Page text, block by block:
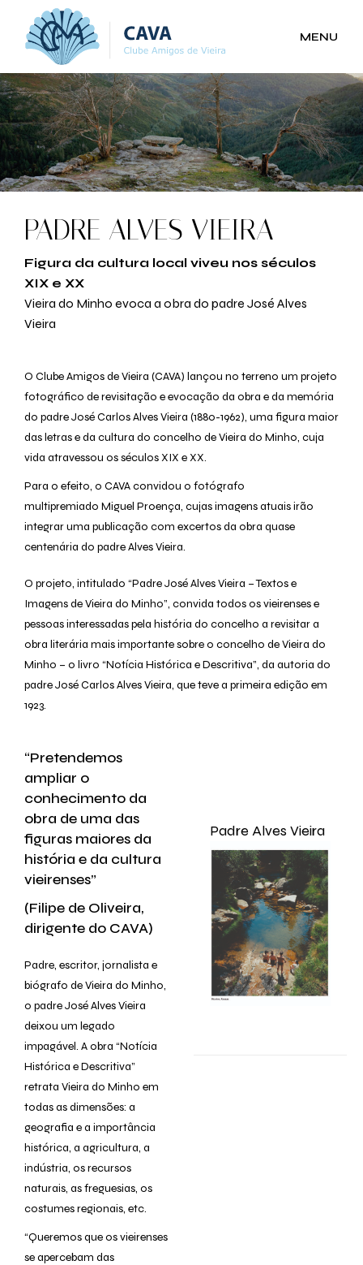
MENU
PADRE ALVES VIEIRA
Figura da cultura local viveu nos séculos
XIX e XX
Vieira do Minho evoca a obra do padre José Alves
Vieira
O Clube Amigos de Vieira (CAVA) lançou no terreno um projeto
fotográfico de revisitação e evocação da obra e da memória
do padre José Carlos Alves Vieira (1880-1962), uma figura maior
das letras e da cultura do concelho de Vieira do Minho, cuja
vida atravessou os séculos XIX e XX.
Para o efeito, o CAVA convidou o fotógrafo
multipremiado Miguel Proença, cujas imagens atuais irão
integrar uma publicação com excertos da obra quase
centenária do padre Alves Vieira.
O projeto, intitulado “Padre José Alves Vieira – Textos e
Imagens de Vieira do Minho”, convida todos os vieirenses e
pessoas interessadas pela história do concelho a revisitar a
obra literária mais importante sobre o concelho de Vieira do
Minho – o livro “Notícia Histórica e Descritiva”, da autoria do
padre José Carlos Alves Vieira, que teve a primeira edição em
1923.
“Pretendemos
ampliar o
conhecimento da
obra de uma das
figuras maiores da
história e da cultura
vieirenses”
(Filipe de Oliveira,
dirigente do CAVA)
Padre, escritor, jornalista e
biógrafo de Vieira do Minho,
o padre José Alves Vieira
deixou um legado
impagável. A obra “Notícia
Histórica e Descritiva”
retrata Vieira do Minho em
todas as dimensões: a
geografia e a importância
histórica, a agricultura, a
indústria, os recursos
naturais, as freguesias, os
costumes regionais, etc.
“Queremos que os vieirenses
se apercebam das
Padre Alves Vieira